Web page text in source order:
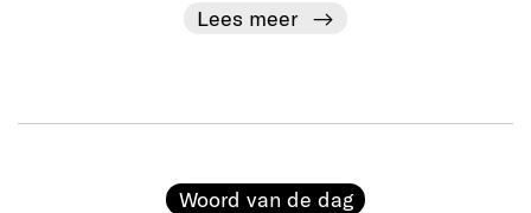
Lees meer
Woord van de dag